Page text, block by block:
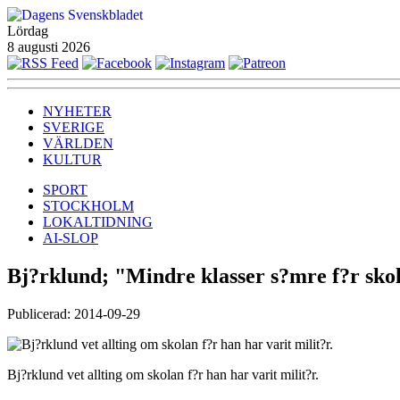
Lördag
8 augusti 2026
NYHETER
SVERIGE
VÄRLDEN
KULTUR
SPORT
STOCKHOLM
LOKALTIDNING
AI-SLOP
Bj?rklund; "Mindre klasser s?mre f?r
Publicerad: 2014-09-29
Bj?rklund vet allting om skolan f?r han har varit milit?r.